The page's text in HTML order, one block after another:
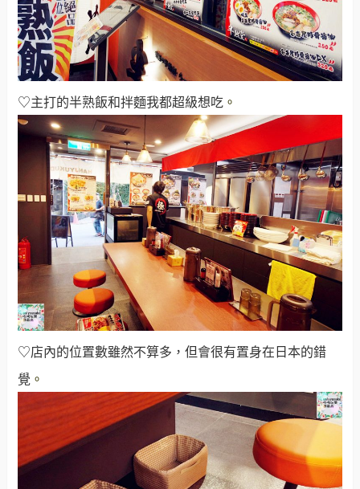
♡主打的半熟飯和拌麵我都超級想吃 。
♡店內的位置數雖然不算多，但會很有置身在日本的錯
覺 。